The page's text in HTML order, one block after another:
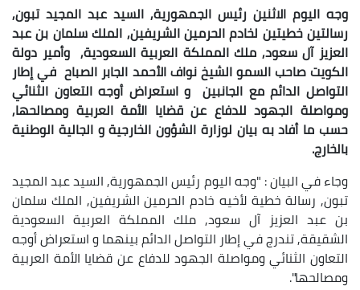
وجه اليوم الاثنين رئيس الجمهورية, السيد عبد المجيد تبون,
رسالتين خطيتين لخادم الحرمين الشريفين, الملك سلمان بن عبد
العزيز آل سعود, ملك المملكة العربية السعودية, وأمير دولة
الكويتصاحب السمو الشيخ نواف الأحمد الجابر الصباحفي إطار
التواصل الدائم مع الجانبين و استعراض أوجه التعاون الثنائي
ومواصلة الجهود للدفاع عن قضايا الأمة العربية ومصالحها,
حسب ما أفاد به بيان لوزارة الشؤون الخارجية و الجالية الوطنية
بالخارج.
وجاء في البيان : "وجه اليوم رئيس الجمهورية, السيد عبد المجيد
تبون, رسالة خطية لأخيه خادم الحرمين الشريفين, الملك سلمان
بن عبد العزيز آل سعود, ملك المملكة العربية السعودية
الشقيقة, تندرج في إطار التواصل الدائم بينهما و استعراض أوجه
التعاون الثنائي ومواصلة الجهود للدفاع عن قضايا الأمة العربية
ومصالحها".